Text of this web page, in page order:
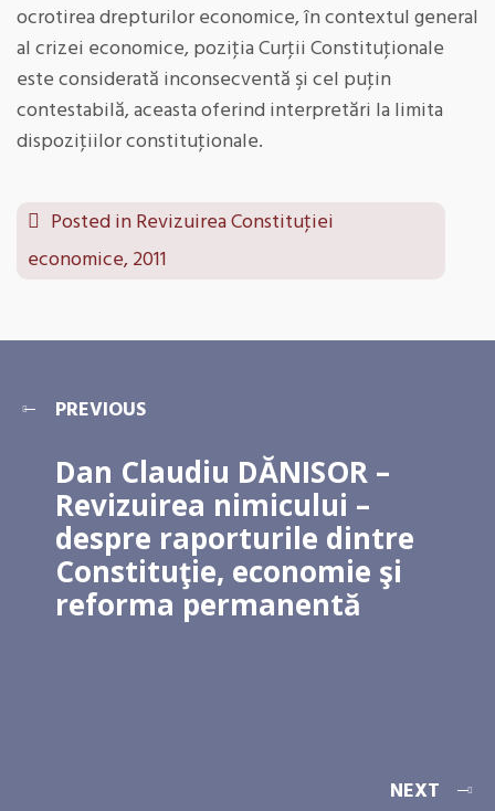
ocrotirea drepturilor economice, în contextul general
al crizei economice, poziţia Curţii Constituţionale
este considerată inconsecventă şi cel puţin
contestabilă, aceasta oferind interpretări la limita
dispoziţiilor constituţionale.
Posted inRevizuirea Constituţiei
economice, 2011
PREVIOUS
Dan Claudiu DĂNISOR –
Revizuirea nimicului –
despre raporturile dintre
Constituţie, economie şi
reforma permanentă
NEXT